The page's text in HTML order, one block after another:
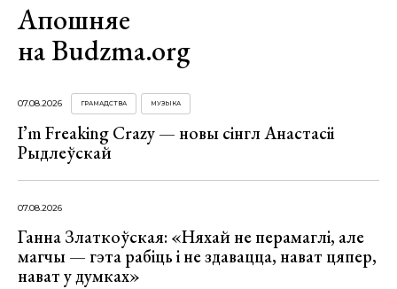
Апошняе
на Budzma.org
07.08.2026 ГРАМАДСТВА МУЗЫКА
I’m Freaking Crazy — новы сінгл Анастасіі
Рыдлеўскай
07.08.2026
Ганна Златкоўская: «Няхай не перамаглі, але
магчы — гэта рабіць і не здавацца, нават цяпер,
нават у думках»